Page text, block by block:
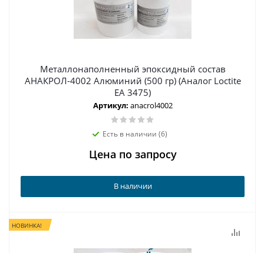
Металлонаполненный эпоксидный состав
АНАКРОЛ-4002 Алюминий (500 гр) (Аналог Loctite
EA 3475)
Артикул: anacrol4002
Есть в наличии (6)
Цена по запросу
В наличии
НОВИНКА!